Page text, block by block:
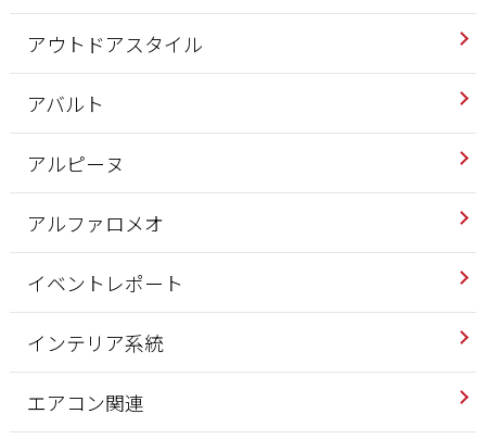
アウトドアスタイル
アバルト
アルピーヌ
アルファロメオ
イベントレポート
インテリア系統
エアコン関連